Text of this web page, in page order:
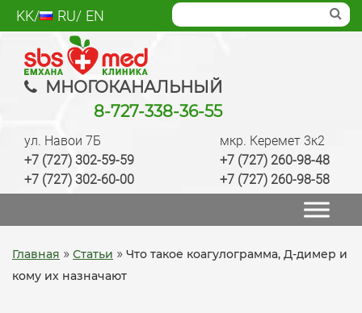
Skip
to
content
KK RU EN
SBS med
Многопрофильный медцентр Алматы,
лаборатория, анализы, диагностика, лечение,
качественно
ул. Навои 7Б
+7 (727) 302-59-59
+7 (727) 302-60-00
мкр. Керемет 3к2
+7 (727) 260-98-48
+7 (727) 260-98-58
МНОГОКАНАЛЬНЫЙ
8-727-338-36-55
Главная » Статьи » Что такое коагулограмма, Д-димер и
кому их назначают